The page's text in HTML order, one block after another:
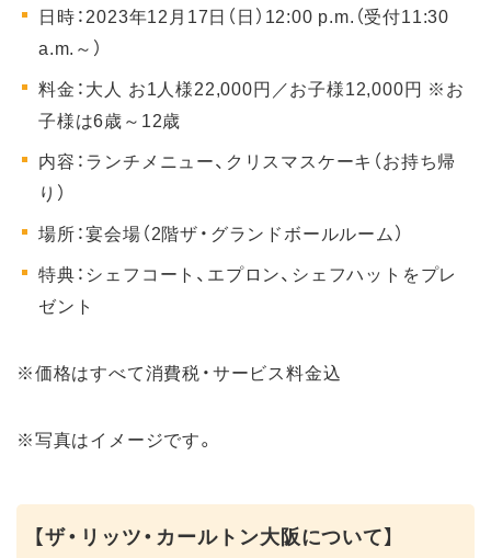
日時：2023年12月17日（日）12:00 p.m.（受付11:30
a.m.～）
料金：大人 お1人様22,000円／お子様12,000円 ※お
子様は6歳～12歳
内容：ランチメニュー、クリスマスケーキ（お持ち帰
り）
場所：宴会場（2階ザ・グランドボールルーム）
特典：シェフコート、エプロン、シェフハットをプレ
ゼント
※価格はすべて消費税・サービス料金込
※写真はイメージです。
【ザ・リッツ・カールトン大阪について】